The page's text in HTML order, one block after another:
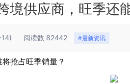
境供应商，旺季还
阅读数 82442 #最新资讯
抢占旺季销量？